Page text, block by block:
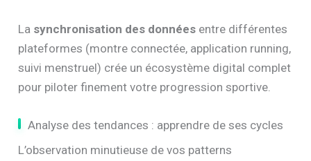
La synchronisation des données entre différentes
plateformes (montre connectée, application running,
suivi menstruel) crée un écosystème digital complet
pour piloter finement votre progression sportive.
Analyse des tendances : apprendre de ses cycles
L’observation minutieuse de vos patterns